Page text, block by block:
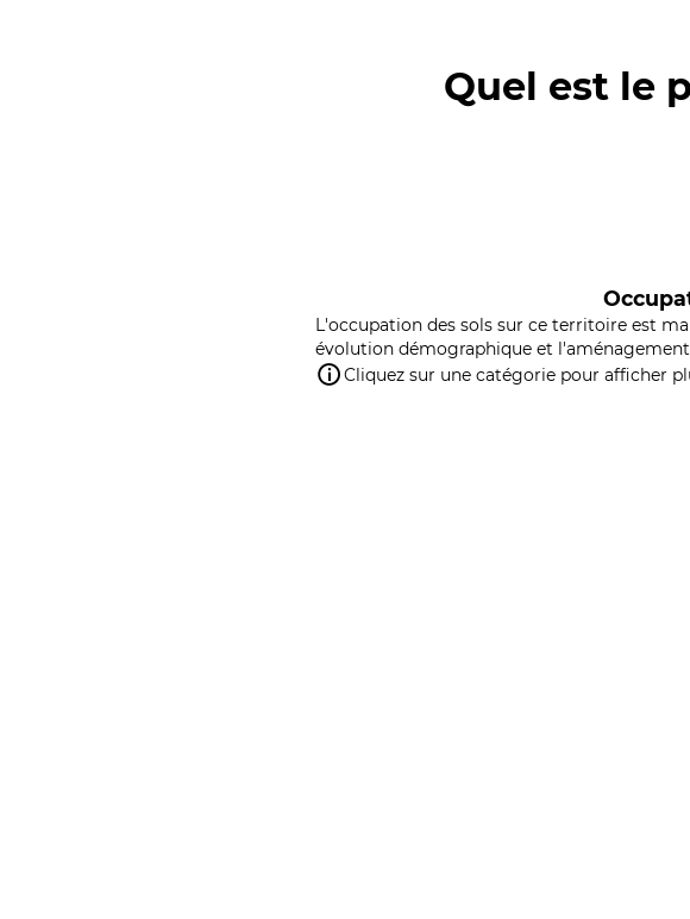
Quel est le
L'occupation des sols sur ce territoire est
évolution démographique et
Cliquez sur une catégorie pour afficher